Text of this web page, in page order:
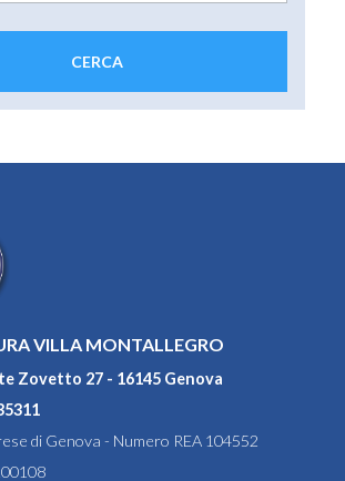
VILLA MONTALLEGRO
Zovetto 27 - 16145 Genova
di Genova - Numero REA 104552